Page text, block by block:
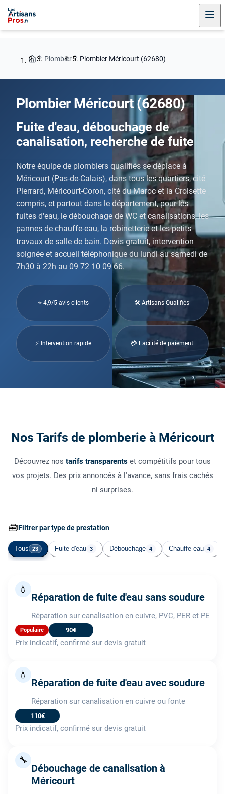
Plombier Plombier Méricourt (62680)
Plombier Méricourt (62680)
Fuite d'eau, débouchage de
canalisation, recherche de fuite
Notre équipe de plombiers qualifiés se déplace à
Méricourt (Pas-de-Calais), dans tous les quartiers, cité
Pierrard, Méricourt-Coron, cité du Maroc et la Croisette
compris, et partout dans le département, pour les
fuites d'eau, le débouchage de WC et canalisations, les
pannes de chauffe-eau, la robinetterie et les petits
travaux de salle de bain. Devis gratuit, intervention
soignée et accueil téléphonique du lundi au samedi de
7h30 à 22h au 09 72 10 09 66.
⭐ 4,9/5 avis clients 🛠 Artisans Qualifiés
⚡ Intervention rapide 💳 Facilité de paiement
Nos Tarifs de plomberie à Méricourt
Découvrez nos tarifs transparents et compétitifs pour tous
vos projets. Des prix annoncés à l'avance, sans frais cachés
ni surprises.
🧰Filtrer par type de prestation
Tous 23 Fuite d'eau 3 Débouchage 4 Chauffe-eau 4
💧
Réparation de fuite d'eau sans soudure
Réparation sur canalisation en cuivre, PVC, PER et PE
Populaire 90€
Prix indicatif, confirmé sur devis gratuit
💧
Réparation de fuite d'eau avec soudure
Réparation sur canalisation en cuivre ou fonte
110€
Prix indicatif, confirmé sur devis gratuit
🔧
Débouchage de canalisation à
Méricourt